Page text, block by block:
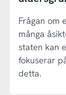
Frågan om
många
staten kan
fokuserar
detta.